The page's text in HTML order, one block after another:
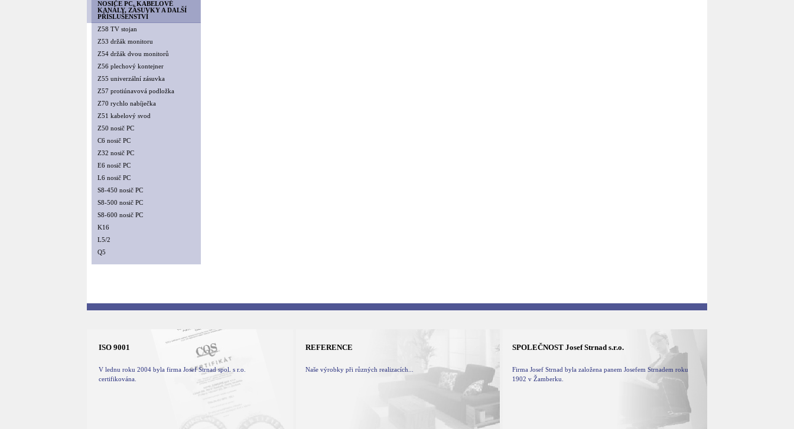
NOSIČE PC, KABELOVÉ
KANÁLY, ZÁSUVKY A DALŠÍ
PŘÍSLUŠENSTVÍ
Z58 TV stojan
Z53 držák monitoru
Z54 držák dvou monitorů
Z56 plechový kontejner
Z55 univerzální zásuvka
Z57 protiúnavová podložka
Z70 rychlo nabíječka
Z51 kabelový svod
Z50 nosič PC
C6 nosič PC
Z32 nosič PC
E6 nosič PC
L6 nosič PC
S8-450 nosič PC
S8-500 nosič PC
S8-600 nosič PC
K16
L5/2
Q5
ISO 9001
V lednu roku 2004 byla firma Josef Strnad spol. s r.o.
certifikována.
REFERENCE
Naše výrobky při různých realizacích...
SPOLEČNOST Josef Strnad s.r.o.
Firma Josef Strnad byla založena panem Josefem Strnadem roku
1902 v Žamberku.